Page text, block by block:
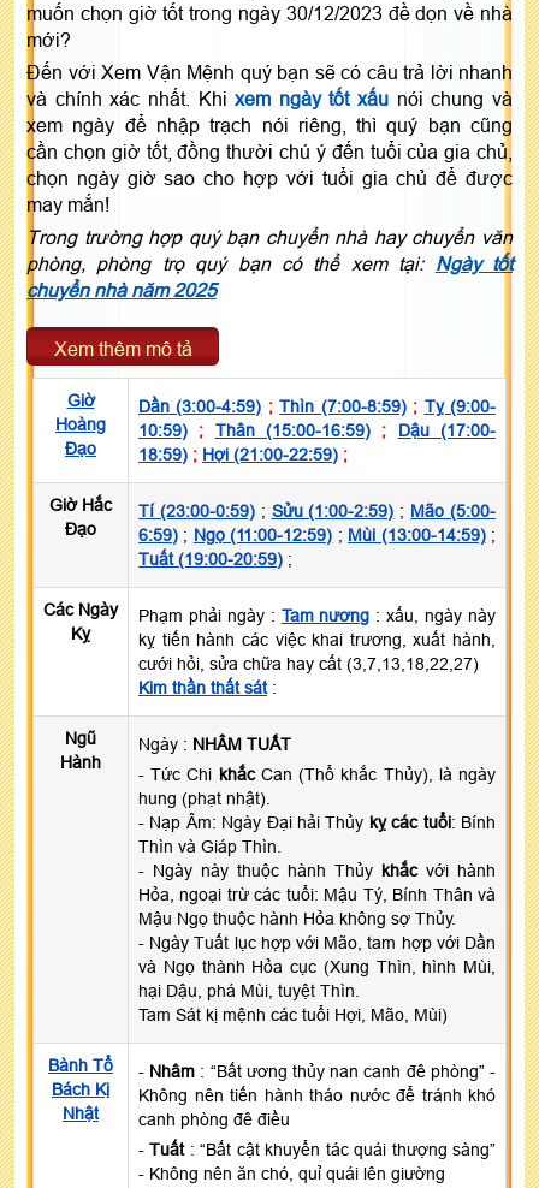
muốn chọn giờ tốt trong ngày 30/12/2023 đề dọn về nhà
mới?
Đến với Xem Vận Mệnh quý bạn sẽ có câu trả lời nhanh
và chính xác nhất. Khixem ngày tốt xấu nói chung và
xem ngày để nhập trạch nói riêng, thì quý bạn cũng
cần chọn giờ tốt, đồng thười chú ý đến tuổi của gia chủ,
chọn ngày giờ sao cho hợp với tuổi gia chủ để được
may mắn!
Trong trường hợp quý bạn chuyển nhà hay chuyển văn
phòng, phòng trọ quý bạn có thể xem tại: Ngày tốt
chuyển nhà năm 2025
Xem thêm mô tả
Giờ
Hoàng
Đạo
Dần (3:00-4:59) ;Thìn (7:00-8:59); Tỵ (9:00-
10:59) ; Thân (15:00-16:59) ; Dậu (17:00-
18:59) ; Hợi (21:00-22:59) ;
Giờ Hắc
Đạo
Tí (23:00-0:59); Sửu (1:00-2:59) ; Mão (5:00-
6:59) ; Ngọ (11:00-12:59) ; Mùi (13:00-14:59);
Tuất (19:00-20:59) ;
Các Ngày
Kỵ
Phạm phải ngày : Tam nương : xấu, ngày này
kỵ tiến hành các việc khai trương, xuất hành,
cưới hỏi, sửa chữa hay cất (3,7,13,18,22,27)
Kim thần thất sát:
Ngũ
Hành
Ngày : NHÂM TUẤT
- Tức Chi khắcCan (Thổ khắc Thủy), là ngày
hung (phạt nhật).
- Nạp Âm: Ngày Đại hải Thủy kỵ các tuổi: Bính
Thìn và Giáp Thìn.
- Ngày này thuộc hành Thủy khắcvới hành
Hỏa, ngoại trừ các tuổi: Mậu Tý, Bính Thân và
Mậu Ngọ thuộc hành Hỏa không sợ Thủy.
- Ngày Tuất lục hợp với Mão, tam hợp với Dần
và Ngọ thành Hỏa cục (Xung Thìn, hình Mùi,
hại Dậu, phá Mùi, tuyệt Thìn.
Tam Sát kị mệnh các tuổi Hợi, Mão, Mùi)
Bành Tổ
Bách Kị
Nhật
- Nhâm : “Bất ương thủy nan canh đê phòng” -
Không nên tiến hành tháo nước để tránh khó
canh phòng đê điều
-Tuất: “Bất cật khuyển tác quái thượng sàng”
- Không nên ăn chó, quỉ quái lên giường